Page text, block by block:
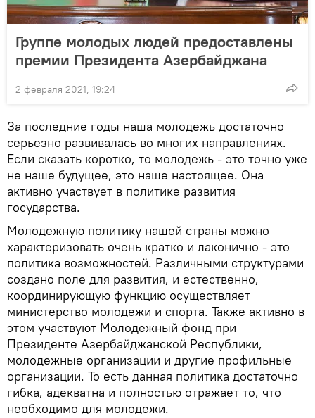
Группе молодых людей предоставлены
премии Президента Азербайджана
2 февраля 2021, 19:24
За последние годы наша молодежь достаточно
серьезно развивалась во многих направлениях.
Если сказать коротко, то молодежь - это точно уже
не наше будущее, это наше настоящее. Она
активно участвует в политике развития
государства.
Молодежную политику нашей страны можно
характеризовать очень кратко и лаконично - это
политика возможностей. Различными структурами
создано поле для развития, и естественно,
координирующую функцию осуществляет
министерство молодежи и спорта. Также активно в
этом участвуют Молодежный фонд при
Президенте Азербайджанской Республики,
молодежные организации и другие профильные
организации. То есть данная политика достаточно
гибка, адекватна и полностью отражает то, что
необходимо для молодежи.